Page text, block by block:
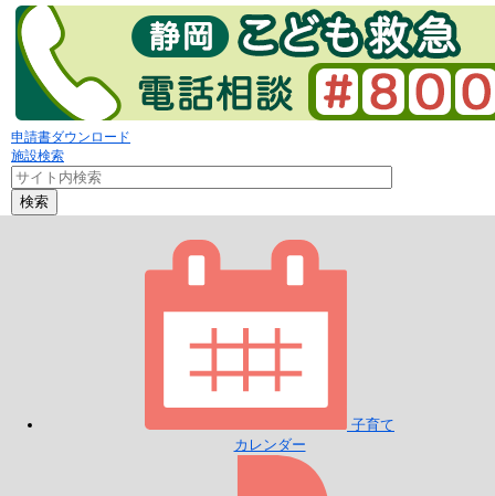
申請書ダウンロード
施設検索
検索
子育て
カレンダー